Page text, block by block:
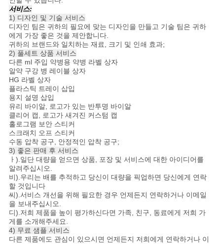
서비스:
1) 디자인 및 기술 서비스
디자인 팀은 귀하의 필요에 맞는 디자인을 만들고 기술 팀은 귀하
에게 가장 좋은 것을 제안합니다.
귀하의 브랜드와 일치하는 재료, 크기 및 인쇄 효과;
2) 풀세트 상품 서비스
다른 ml 주입 약병용 약병 라벨 상자
알약 구강 병 레이블 상자
HG 라벨 상자
플라스틱 트레이 삽입
용지 설명 삽입
유리 바이알, 로고가 있는 반투명 바이알
클리어 캡, 로고가 새겨진 커스텀 캡
홀로그램 보안 스티커
스크래치 오프 스티커
수동 압착 공구, 안정적인 압착 공구;
3) 좋은 판매 후 서비스
ㅏ).일단 대량을 얻으면 상품, 포장 및 서비스에 대한 아이디어를
알려주십시오.
비).우리는 배를 추적하고 당신이 대량을 픽업하면 당신에게 연락
할 것입니다
씨).서비스 개선을 위해 필요한 경우 언제든지 연락하거나 이메일
을 보내주십시오.
디).저희 제품을 높이 평가하신다면 가족, 친구, 동료에게 저희 가
게를 소개해주세요.
4) 무료 샘플 서비스
다른 제품에도 관심이 있으시면 언제든지 저희에게 연락하거나 이